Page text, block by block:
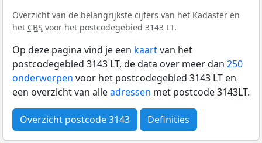
Overzicht van de belangrijkste cijfers van het Kadaster en
het CBS voor het postcodegebied 3143 LT.
Op deze pagina vind je een kaartvan het
postcodegebied 3143 LT, de data over meer dan 250
onderwerpen voor het postcodegebied 3143 LT en
een overzicht van alleadressen met postcode 3143LT.
Overzicht postcode 3143 Definities